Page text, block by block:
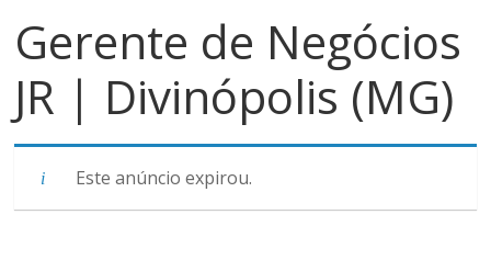
Gerente de Negócios
JR | Divinópolis (MG)
Este anúncio expirou.